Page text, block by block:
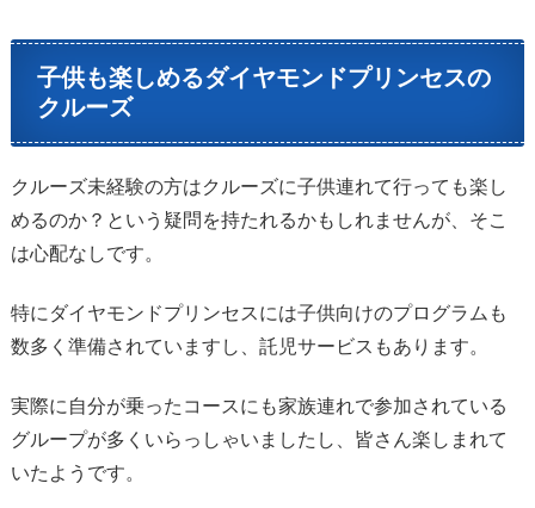
子供も楽しめるダイヤモンドプリンセスの
クルーズ
クルーズ未経験の方はクルーズに子供連れて行っても楽し
めるのか？という疑問を持たれるかもしれませんが、そこ
は心配なしです。
特にダイヤモンドプリンセスには子供向けのプログラムも
数多く準備されていますし、託児サービスもあります。
実際に自分が乗ったコースにも家族連れで参加されている
グループが多くいらっしゃいましたし、皆さん楽しまれて
いたようです。